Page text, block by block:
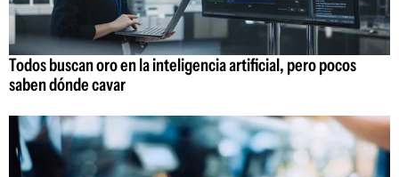
Todos buscan oro en la inteligencia artificial, pero pocos
saben dónde cavar